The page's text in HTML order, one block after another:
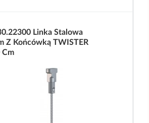
Linka Stalowa
Z Końcówką TWISTER
Cm